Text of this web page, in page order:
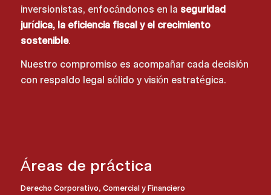
inversionistas, enfocándonos en la seguridad
jurídica, la eficiencia fiscal y el crecimiento
sostenible.
Nuestro compromiso es acompañar cada decisión
con respaldo legal sólido y visión estratégica.
Áreas de práctica
Derecho Corporativo, Comercial y Financiero